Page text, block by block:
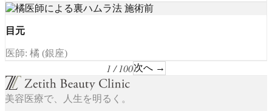
目元
医師: 橘 (銀座)
1 / 100次へ →
美容医療で、人生を明るく。